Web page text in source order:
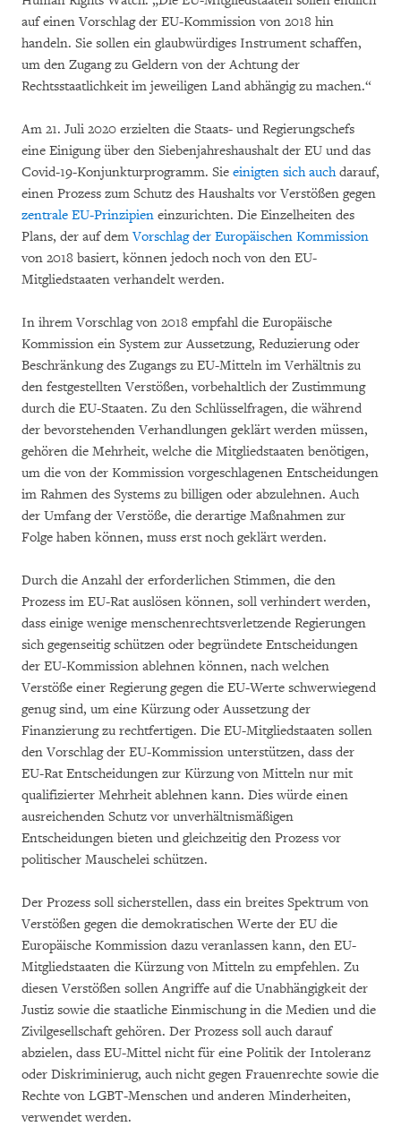
auf einen Vorschlag der EU-Kommission von 2018 hin
handeln. Sie sollen ein glaubwürdiges Instrument schaffen,
um den Zugang zu Geldern von der Achtung der
Rechtsstaatlichkeit im jeweiligen Land abhängig zu machen.“
Am 21. Juli 2020 erzielten die Staats- und Regierungschefs
eine Einigung über den Siebenjahreshaushalt der EU und das
Covid-19-Konjunkturprogramm. Sie einigten sich auch darauf,
einen Prozess zum Schutz des Haushalts vor Verstößen gegen
zentrale EU-Prinzipien einzurichten. Die Einzelheiten des
Plans, der auf demVorschlag der Europäischen Kommission
von 2018 basiert, können jedoch noch von den EU-
Mitgliedstaaten verhandelt werden.
In ihrem Vorschlag von 2018 empfahl die Europäische
Kommission ein System zur Aussetzung, Reduzierung oder
Beschränkung des Zugangs zu EU-Mitteln im Verhältnis zu
den festgestellten Verstößen, vorbehaltlich der Zustimmung
durch die EU-Staaten. Zu den Schlüsselfragen, die während
der bevorstehenden Verhandlungen geklärt werden müssen,
gehören die Mehrheit, welche die Mitgliedstaaten benötigen,
um die von der Kommission vorgeschlagenen Entscheidungen
im Rahmen des Systems zu billigen oder abzulehnen. Auch
der Umfang der Verstöße, die derartige Maßnahmen zur
Folge haben können, muss erst noch geklärt werden.
Durch die Anzahl der erforderlichen Stimmen, die den
Prozess im EU-Rat auslösen können, soll verhindert werden,
dass einige wenige menschenrechtsverletzende Regierungen
sich gegenseitig schützen oder begründete Entscheidungen
der EU-Kommission ablehnen können, nach welchen
Verstöße einer Regierung gegen die EU-Werte schwerwiegend
genug sind, um eine Kürzung oder Aussetzung der
Finanzierung zu rechtfertigen. Die EU-Mitgliedstaaten sollen
den Vorschlag der EU-Kommission unterstützen, dass der
EU-Rat Entscheidungen zur Kürzung von Mitteln nur mit
qualifizierter Mehrheit ablehnen kann. Dies würde einen
ausreichenden Schutz vor unverhältnismäßigen
Entscheidungen bieten und gleichzeitig den Prozess vor
politischer Mauschelei schützen.
Der Prozess soll sicherstellen, dass ein breites Spektrum von
Verstößen gegen die demokratischen Werte der EU die
Europäische Kommission dazu veranlassen kann, den EU-
Mitgliedstaaten die Kürzung von Mitteln zu empfehlen. Zu
diesen Verstößen sollen Angriffe auf die Unabhängigkeit der
Justiz sowie die staatliche Einmischung in die Medien und die
Zivilgesellschaft gehören. Der Prozess soll auch darauf
abzielen, dass EU-Mittel nicht für eine Politik der Intoleranz
oder Diskriminierug, auch nicht gegen Frauenrechte sowie die
Rechte von LGBT-Menschen und anderen Minderheiten,
verwendet werden.